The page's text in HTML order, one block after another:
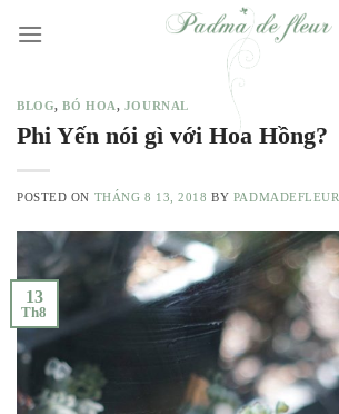
BLOG,BÓ HOA, JOURNAL
Phi Yến nói gì với Hoa Hồng?
POSTED ON THÁNG 8 13, 2018 BY PADMADEFLEUR
13
Th8